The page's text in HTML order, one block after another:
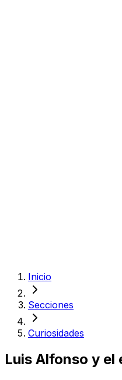
Inicio
Secciones
Curiosidades
Luis Alfonso y